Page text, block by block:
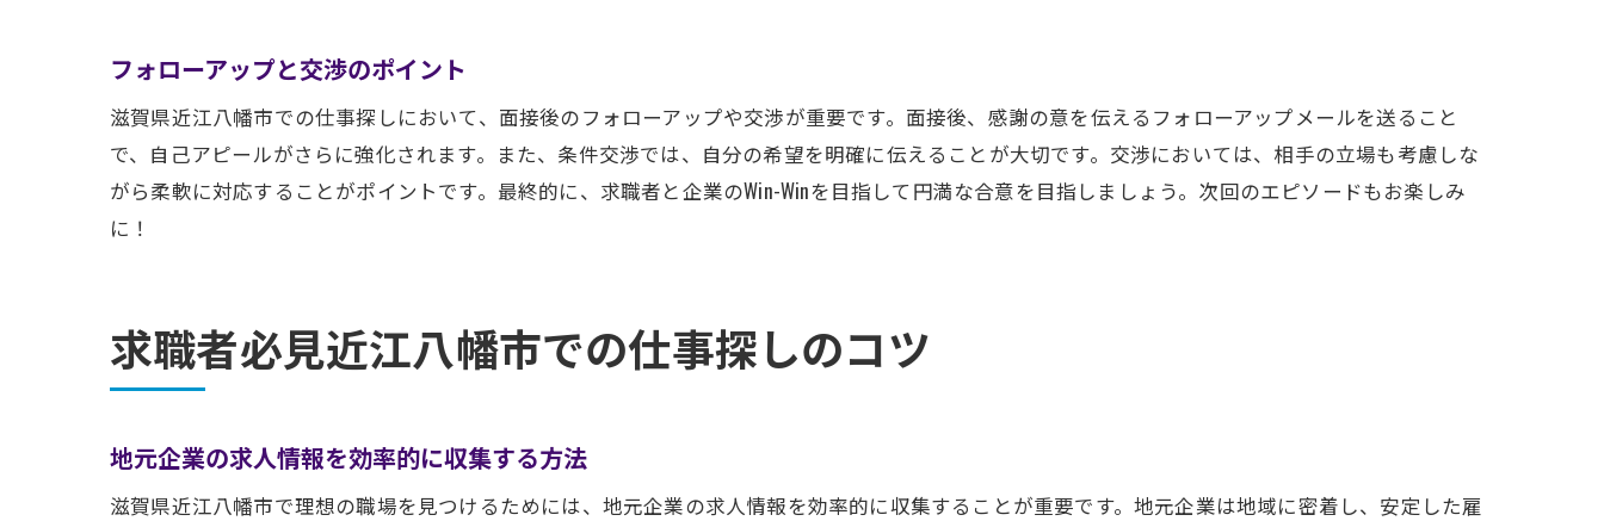
自己PRと志望動機の伝え方
応募後のフォローアップの重要性
キャリアプランの立て方と実行方法
スキルアップのための研修とセミナー情報
転職活動での成功事例とそのポイント
フォローアップと交渉のポイント
滋賀県近江八幡市での仕事探しにおいて、面接後のフォローアップや交渉が重要です。面接後、感謝の意を伝えるフォローアップメールを送ること
で、自己アピールがさらに強化されます。また、条件交渉では、自分の希望を明確に伝えることが大切です。交渉においては、相手の立場も考慮しな
がら柔軟に対応することがポイントです。最終的に、求職者と企業のWin-Winを目指して円満な合意を目指しましょう。次回のエピソードもお楽しみ
に！
求職者必見近江八幡市での仕事探しのコツ
地元企業の求人情報を効率的に収集する方法
滋賀県近江八幡市で理想の職場を見つけるためには、地元企業の求人情報を効率的に収集することが重要です。地元企業は地域に密着し、安定した雇